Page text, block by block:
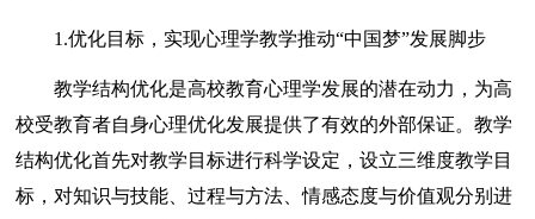
1.优化目标，实现心理学教学推动“中国梦”发展脚步
教学结构优化是高校教育心理学发展的潜在动力，为高
校受教育者自身心理优化发展提供了有效的外部保证。教学
结构优化首先对教学目标进行科学设定，设立三维度教学目
标，对知识与技能、过程与方法、情感态度与价值观分别进